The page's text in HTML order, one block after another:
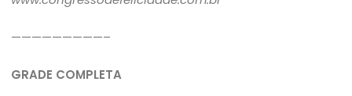
—————————–
GRADE COMPLETA